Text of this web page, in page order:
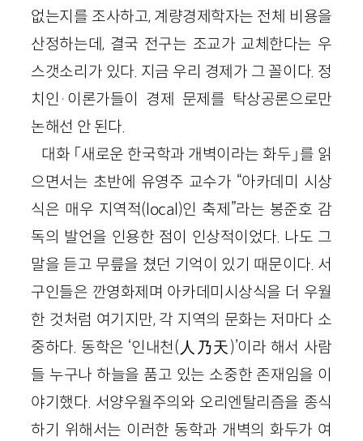
없는지를 조사하고, 계량경제학자는 전체 비용을
산정하는데, 결국 전구는 조교가 교체한다는 우
스갯소리가 있다. 지금 우리 경제가 그 꼴이다. 정
치인·이론가들이 경제 문제를 탁상공론으로만
논해선 안 된다.
대화 「새로운 한국학과 개벽이라는 화두」를 읽
으면서는 초반에 유영주 교수가 “아카데미 시상
식은 매우 지역적(local)인 축제”라는 봉준호 감
독의 발언을 인용한 점이 인상적이었다. 나도 그
말을 듣고 무릎을 쳤던 기억이 있기 때문이다. 서
구인들은 깐영화제며 아카데미시상식을 더 우월
한 것처럼 여기지만, 각 지역의 문화는 저마다 소
중하다. 동학은 ‘인내천(人乃天)’이라 해서 사람
들 누구나 하늘을 품고 있는 소중한 존재임을 이
야기했다. 서양우월주의와 오리엔탈리즘을 종식
하기 위해서는 이러한 동학과 개벽의 화두가 여